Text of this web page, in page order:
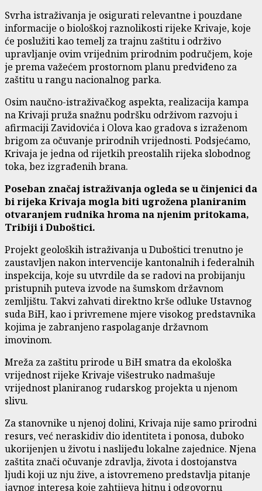
Svrha istraživanja je osigurati relevantne i pouzdane
informacije o biološkoj raznolikosti rijeke Krivaje, koje
će poslužiti kao temelj za trajnu zaštitu i održivo
upravljanje ovim vrijednim prirodnim područjem, koje
je prema važećem prostornom planu predviđeno za
zaštitu u rangu nacionalnog parka.
Osim naučno-istraživačkog aspekta, realizacija kampa
na Krivaji pruža snažnu podršku održivom razvoju i
afirmaciji Zavidovića i Olova kao gradova s izraženom
brigom za očuvanje prirodnih vrijednosti. Podsjećamo,
Krivaja je jedna od rijetkih preostalih rijeka slobodnog
toka, bez izgrađenih brana.
Poseban značaj istraživanja ogleda se u činjenici da
bi rijeka Krivaja mogla biti ugrožena planiranim
otvaranjem rudnika hroma na njenim pritokama,
Tribiji i Duboštici.
Projekt geoloških istraživanja u Duboštici trenutno je
zaustavljen nakon intervencije kantonalnih i federalnih
inspekcija, koje su utvrdile da se radovi na probijanju
pristupnih puteva izvode na šumskom državnom
zemljištu. Takvi zahvati direktno krše odluke Ustavnog
suda BiH, kao i privremene mjere visokog predstavnika
kojima je zabranjeno raspolaganje državnom
imovinom.
Mreža za zaštitu prirode u BiH smatra da ekološka
vrijednost rijeke Krivaje višestruko nadmašuje
vrijednost planiranog rudarskog projekta u njenom
slivu.
Za stanovnike u njenoj dolini, Krivaja nije samo prirodni
resurs, već neraskidiv dio identiteta i ponosa, duboko
ukorijenjen u životu i naslijeđu lokalne zajednice. Njena
zaštita znači očuvanje zdravlja, života i dostojanstva
ljudi koji uz nju žive, a istovremeno predstavlja pitanje
javnog interesa koje zahtijeva hitnu i odgovornu